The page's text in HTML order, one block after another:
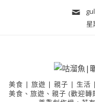
星
美食 | 旅遊 | 親子 | 生活
美食、旅遊、親子 (歡迎